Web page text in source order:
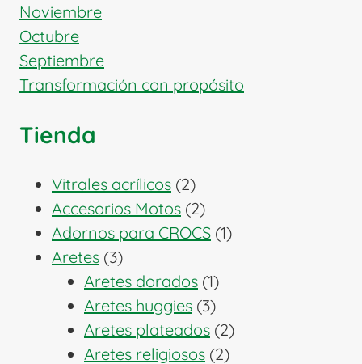
Noviembre
Octubre
Septiembre
Transformación con propósito
Tienda
Vitrales acrílicos 22
productos
Accesorios Motos 22
productos
Adornos para CROCS 11
Aretes 33
productos
Aretes dorados 11
producto
Aretes huggies 33
productos
Aretes plateados 22
productos
Aretes religiosos 22